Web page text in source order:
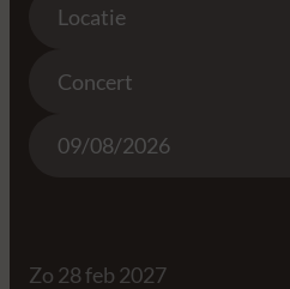
Locatie
Concert
Zo 28 feb 2027